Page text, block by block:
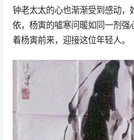
钟老太太的心也渐渐受到感动
依，杨寅的嘘寒问暖如同一剂
着杨寅前来，迎接这位年轻人。